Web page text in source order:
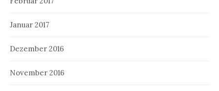
Januar 2017
Dezember 2016
November 2016